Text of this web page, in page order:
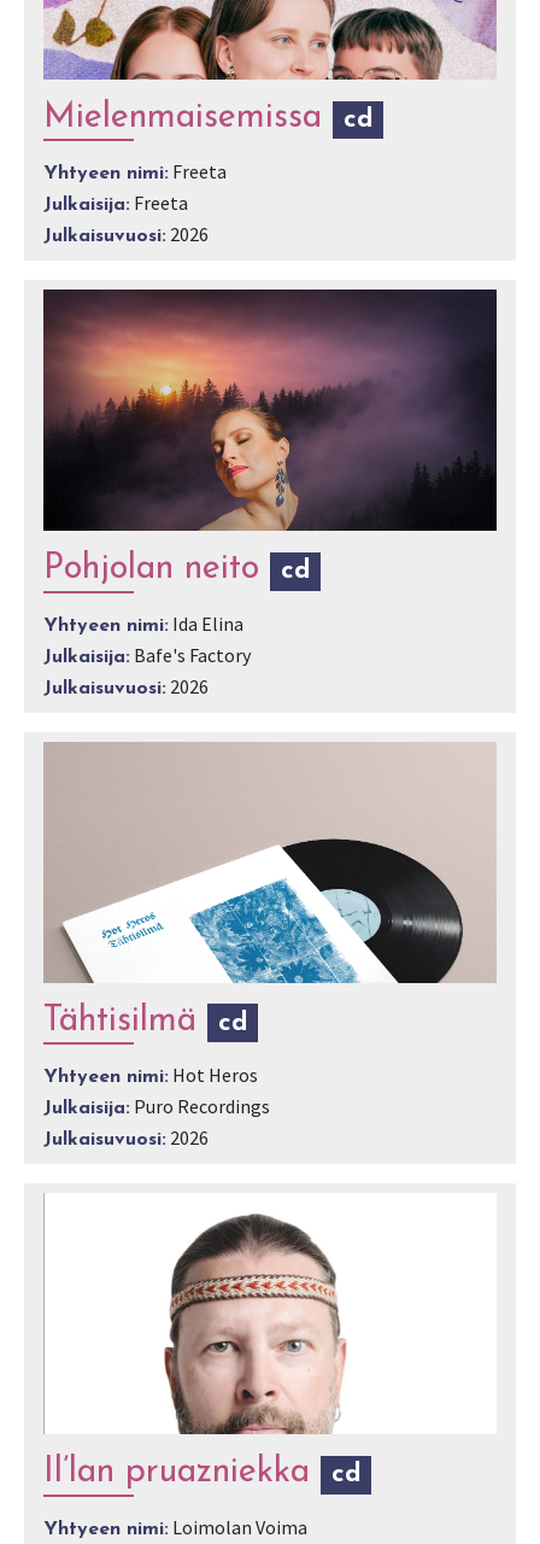
Mielenmaisemissa cd
Yhtyeen nimi: Freeta
Julkaisija: Freeta
Julkaisuvuosi: 2026
Pohjolan neito cd
Yhtyeen nimi: Ida Elina
Julkaisija: Bafe's Factory
Julkaisuvuosi: 2026
Tähtisilmä cd
Yhtyeen nimi: Hot Heros
Julkaisija: Puro Recordings
Julkaisuvuosi: 2026
Il’lan pruazniekka cd
Yhtyeen nimi: Loimolan Voima